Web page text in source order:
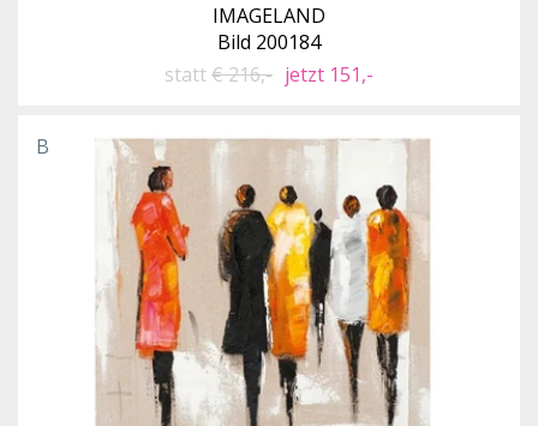
IMAGELAND
Bild 200184
statt€ 216,- jetzt 151,-
B